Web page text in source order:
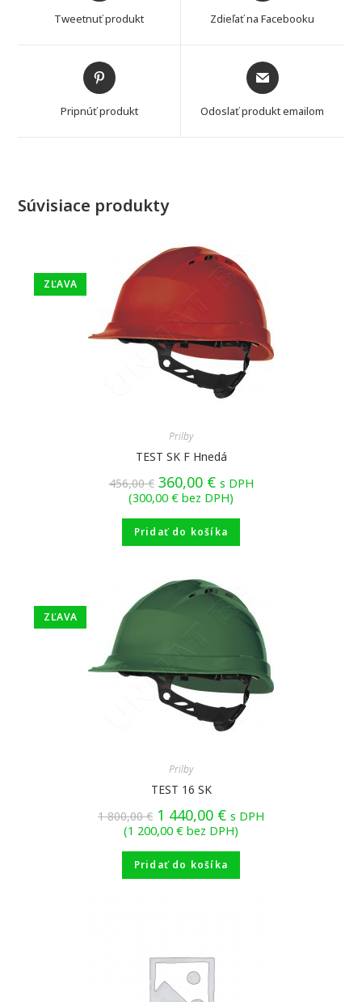
new
Tweetnuť produkt
new
Zdieľať na Facebooku
Opens
in
new
Pripnúť produkt
Opens
in
new
Odoslať produkt emailom
Súvisiace produkty
ZĽAVA
Prilby
TEST SK F Hnedá
456,00€ 360,00 € s DPH
(300,00 € bez DPH)
Pridať do košíka
ZĽAVA
Prilby
TEST 16 SK
1 800,00€ 1 440,00 € s DPH
(1 200,00 € bez DPH)
Pridať do košíka